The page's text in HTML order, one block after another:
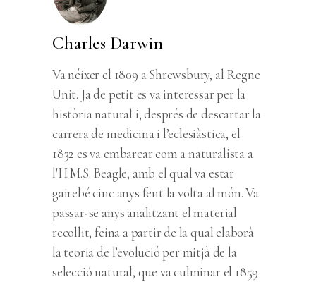
Charles Darwin
Va néixer el 1809 a Shrewsbury, al Regne
Unit. Ja de petit es va interessar per la
història natural i, després de descartar la
carrera de medicina i l’eclesiàstica, el
1832 es va embarcar com a naturalista a
l'H.M.S. Beagle, amb el qual va estar
gairebé cinc anys fent la volta al món. Va
passar-se anys analitzant el material
recollit, feina a partir de la qual elaborà
la teoria de l’evolució per mitjà de la
selecció natural, que va culminar el 1859